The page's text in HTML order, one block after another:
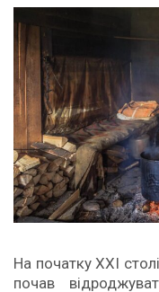
На початку XXI
почав